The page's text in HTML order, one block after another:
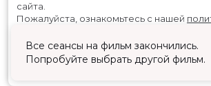
сайта.
Пожалуйста, ознакомьтесь с нашей
Принять